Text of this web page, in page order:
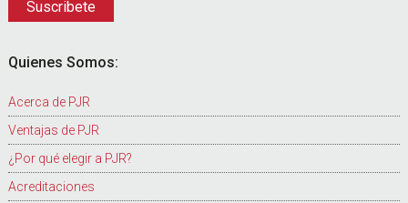
Quienes Somos:
Acerca de PJR
Ventajas de PJR
¿Por qué elegir a PJR?
Acreditaciones